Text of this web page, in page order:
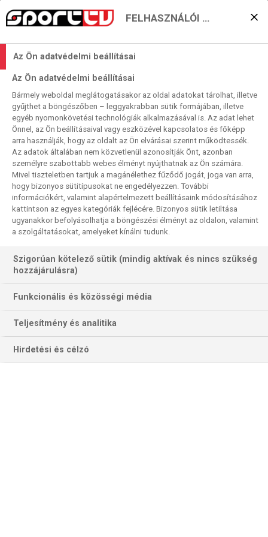
„Kis” kupadöntővel készül
a királyi gárda a „nagy
elődöntőre”
2023. 05. 06. 16:35
Olvasási idő:2 perc
OSASUNA REAL MADRID COPA DEL REY
Minden trófea megszerzése nagyon fontos, de vannak
értékhangsúlyok. A Real Madrid ugyan kilenc esztendeje
járt a spanyol nemzeti kupaküzdelem foináléjábn – el is
nyerte a trófeát – , ám a fő hangsúly alighanem a Bajnokok
Ligáján van Madridban, amelynek az elődöntőjében Európa
egyik legjobb formában lévő sztárcsapatát, az angol
szerdán a Bernabéuban.
FELHASZNÁLÓI BEÁLLÍTÁSOK
Az Ön adatvédelmi beállításai
Az Ön adatvédelmi beállításai
Bármely weboldal meglátogatásakor az oldal adatokat tárolhat, illetve
gyűjthet a böngészőben – leggyakrabban sütik formájában, illetve
egyéb nyomonkövetési technológiák alkalmazásával is. Az adat lehet
Önnel, az Ön beállításaival vagy eszközével kapcsolatos és főképp
arra használják, hogy az oldalt az Ön elvárásai szerint működtessék.
Az adatok általában nem közvetlenül azonosítják Önt, azonban
személyre szabottabb webes élményt nyújthatnak az Ön számára.
Mivel tiszteletben tartjuk a magánélethez fűződő jogát, joga van arra,
hogy bizonyos sütitípusokat ne engedélyezzen. További
információkért, valamint alapértelmezett beállításaink módosításához
kattintson az egyes kategóriák fejlécére. Bizonyos sütik letiltása
ugyanakkor befolyásolhatja a böngészési élményt az oldalon, valamint
a szolgáltatásokat, amelyeket kínálni tudunk.
Szigorúan kötelező sütik (mindig aktívak és nincs szükség
hozzájárulásra)
Funkcionális és közösségi média
Teljesítmény és analitika
Hirdetési és célzó